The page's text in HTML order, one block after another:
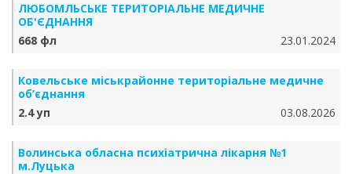
ЛЮБОМЛЬСЬКЕ ТЕРИТОРІАЛЬНЕ МЕДИЧНЕ
ОБ'ЄДНАННЯ
668 фл
23.01.2024
Ковельське міськрайонне територіальне медичне
об’єднання
2.4 уп
03.08.2026
Волинська обласна психіатрична лікарня №1
м.Луцька